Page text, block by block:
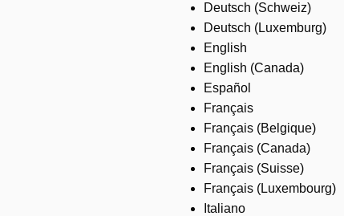
Deutsch (Schweiz)
Deutsch (Luxemburg)
English
English (Canada)
Español
Français
Français (Belgique)
Français (Canada)
Français (Suisse)
Français (Luxembourg)
Italiano